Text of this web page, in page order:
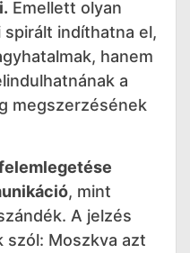
Emellett olyan
indíthatna el,
hanem
a
megszerzésének
, mint
A jelzés
szól: Moszkva azt